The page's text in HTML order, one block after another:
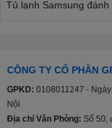
Tủ lạnh Samsung
Tủ lạnh Samsung sản
236l, 360l, 380l,
CÔNG TY CỔ PHẦN
GPKD: 0108011247 -
Nội
Địa chỉ Văn Phòng: Số 50,